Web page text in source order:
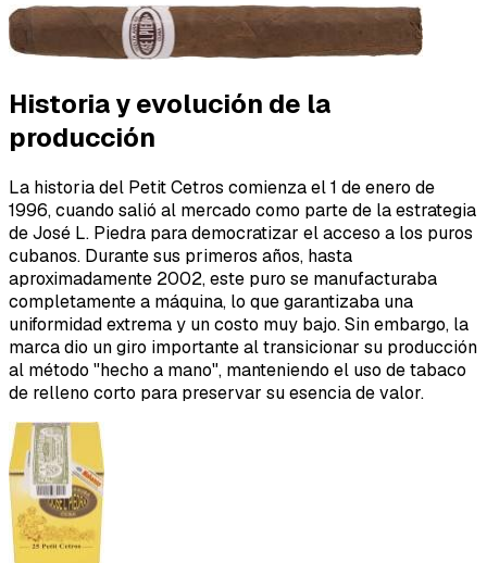
Historia y evolución de la
producción
La historia del Petit Cetros comienza el 1 de enero de
1996, cuando salió al mercado como parte de la estrategia
de José L. Piedra para democratizar el acceso a los puros
cubanos. Durante sus primeros años, hasta
aproximadamente 2002, este puro se manufacturaba
completamente a máquina, lo que garantizaba una
uniformidad extrema y un costo muy bajo. Sin embargo, la
marca dio un giro importante al transicionar su producción
al método "hecho a mano", manteniendo el uso de tabaco
de relleno corto para preservar su esencia de valor.